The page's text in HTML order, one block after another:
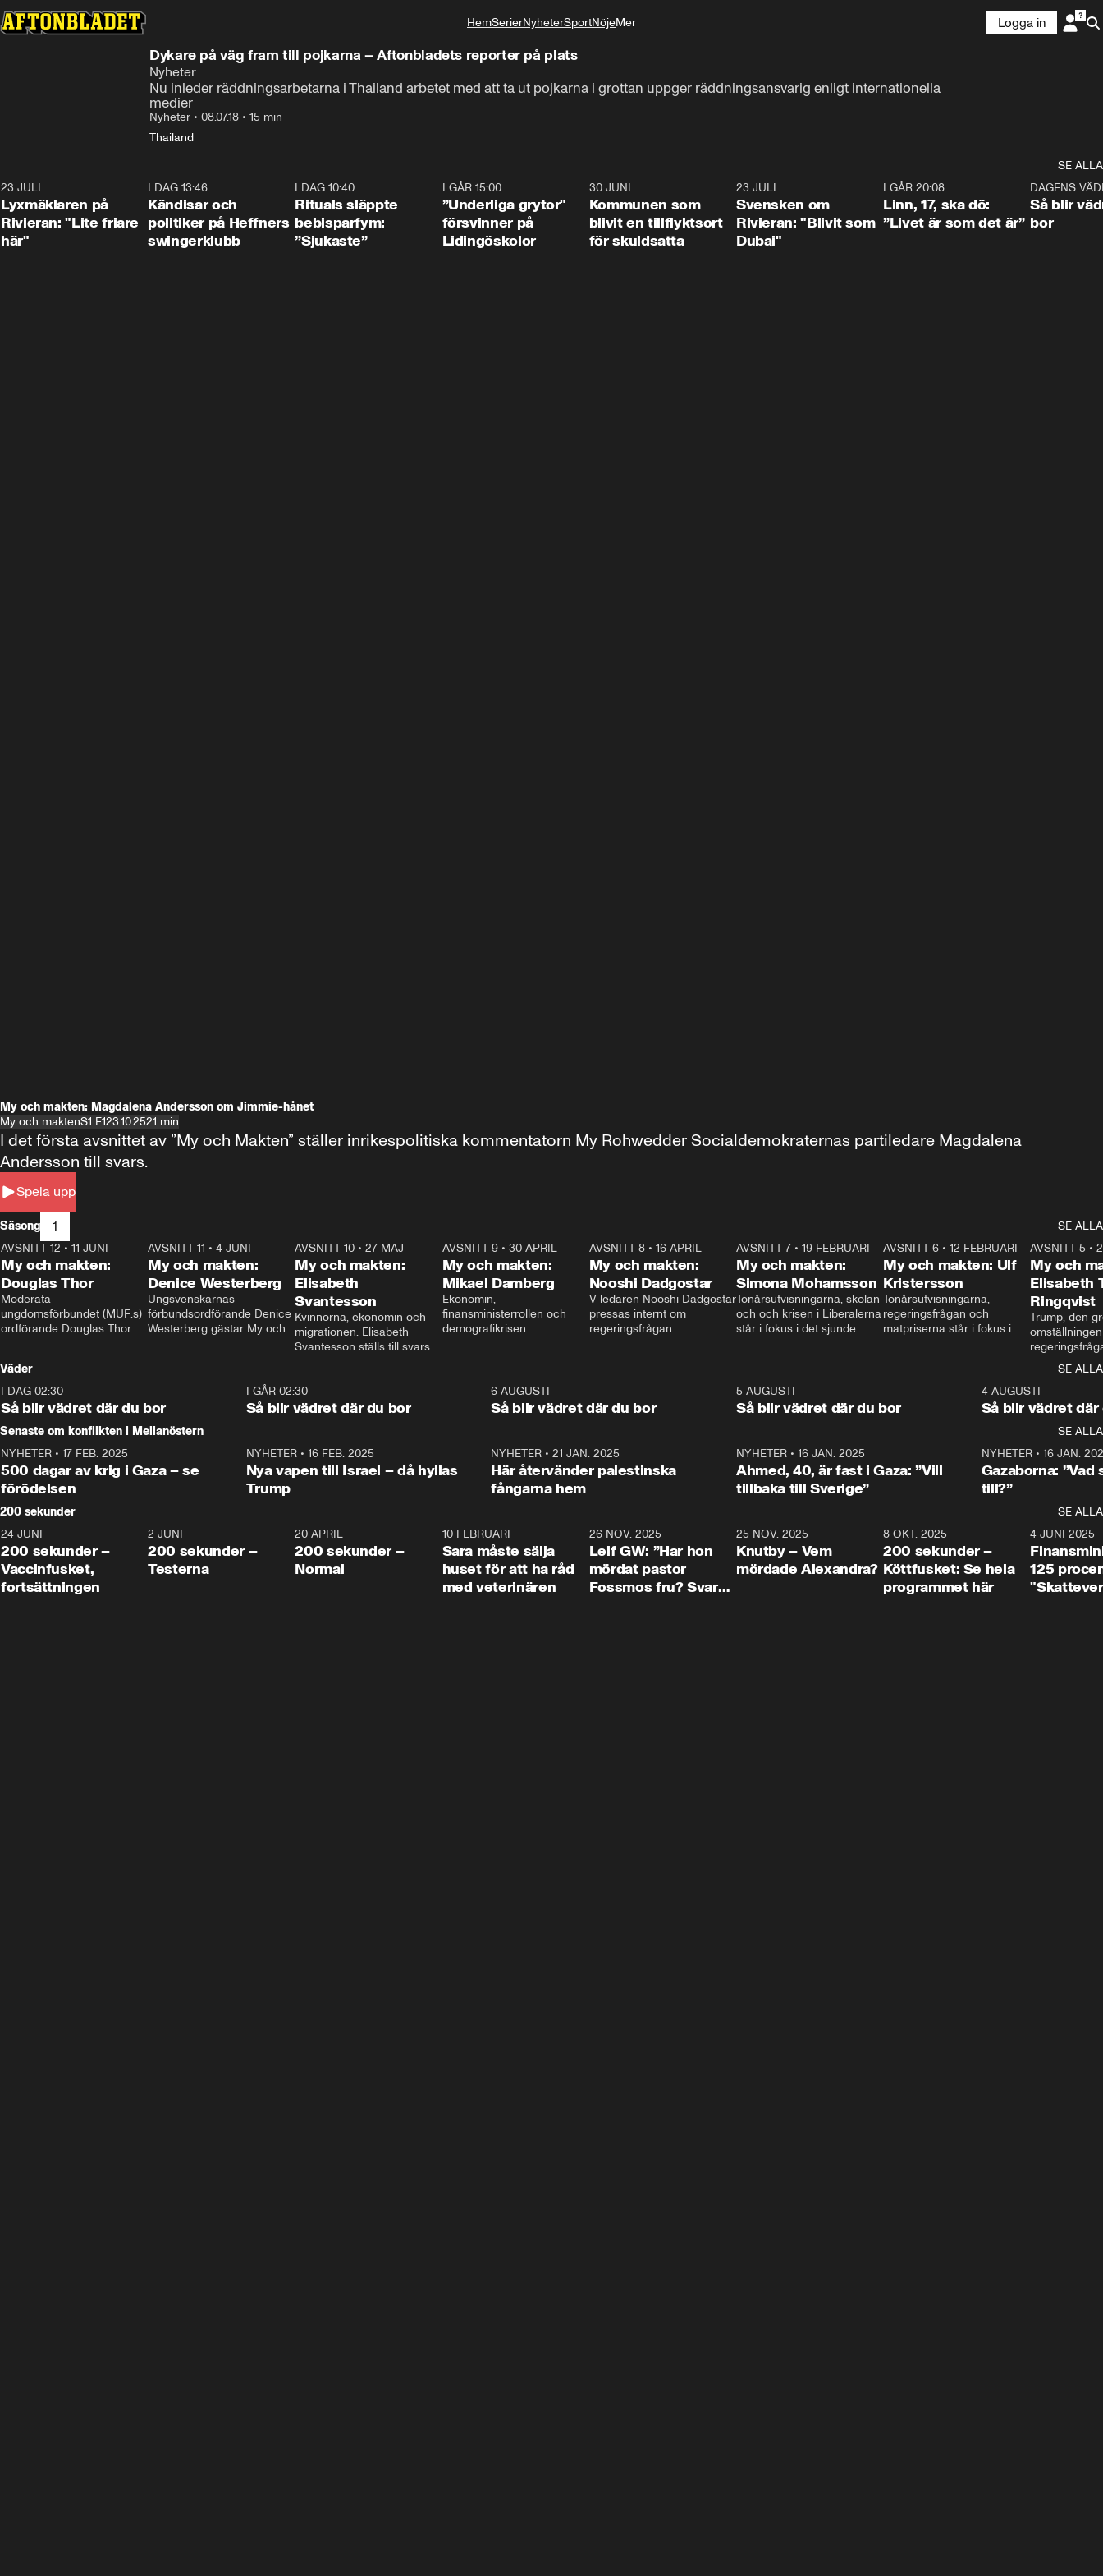
HemSerierNyheterSportNöjeMer
Logga in
Dykare på väg fram till pojkarna – Aftonbladets reporter på plats
Nyheter
Nu inleder räddningsarbetarna i Thailand arbetet med att ta ut pojkarna i grottan uppger räddningsansvarig enligt internationella
medier
Nyheter • 08.07.18 • 15 min
Thailand
SE ALLA
23 JULI
Lyxmäklaren på
Rivieran: "Lite friare
här"
I DAG 13:46
Kändisar och
politiker på Heffners
swingerklubb
I DAG 10:40
Rituals släppte
bebisparfym:
”Sjukaste”
I GÅR 15:00
”Underliga grytor"
försvinner på
Lidingöskolor
30 JUNI
Kommunen som
blivit en tillflyktsort
för skuldsatta
23 JULI
Svensken om
Rivieran: "Blivit som
Dubai"
I GÅR 20:08
Linn, 17, ska dö:
”Livet är som det är”
DAGENS
Så blir
bor
My och makten: Magdalena Andersson om Jimmie-hånet
My och maktenS1 E123.10.2521 min
Spela upp
I det första avsnittet av ”My och Makten” ställer inrikespolitiska kommentatorn My Rohwedder Socialdemokraternas partiledare Magdalena
Andersson till svars.
Säsong 1
SE ALLA
26:27
AVSNITT 12 • 11 JUNI
My och makten:
Douglas Thor
Moderata
ungdomsförbundet (MUF:s)
ordförande Douglas Thor
tonårsutvisningarna och hur
Moderaterna ska locka
väljare till valet i höst.
23:40
AVSNITT 11 •4 JUNI
My och makten:
Denice Westerberg
Ungsvenskarnas
förbundsordförande Denice
Westerberg gästar My och
AVSNITT 10 •27 MAJ
My och makten:
Elisabeth
Svantesson
Kvinnorna, ekonomin och
migrationen. Elisabeth
Svantesson ställs till svars
AVSNITT 9• 30 APRIL
My och makten:
Mikael Damberg
Ekonomin,
finansministerrollen och
demografikrisen.
och Makten.
AVSNITT 8• 16 APRIL
My och makten:
Nooshi Dadgostar
V-ledaren Nooshi Dadgostar
pressas internt om
regeringsfrågan.
– Vi ställer upp i val. Ska vi
vara med så sitter vi förstås
24:30
AVSNITT 7• 19 FEBRUARI
My och makten:
Simona Mohamsson
Tonårsutvisningarna, skolan
och och krisen i Liberalerna
står i fokus i det sjunde
kommentator My
Rohwedder ställer
utbildnings- och
Mohamsson till svars.
27:30
AVSNITT 6 •12 FEBRUARI
My och makten: Ulf
Kristersson
Tonårsutvisningarna,
regeringsfrågan och
matpriserna står i fokus i
Rohwedder ställer
statsminister Ulf Kristersson
AVSNITT 5 •
My och
Elisabeth
Ringqvist
Trump, den
centrum i
avsnittet av
Makten”. Se
Aftonbladets
Rohwedder
Thand Ring
Väder
SE ALLA
I DAG 02:30
Så blir vädret där du bor
1:06
I GÅR 02:30
Så blir vädret där du bor
6 AUGUSTI
Så blir vädret där du bor
5 AUGUSTI
Så blir vädret där du bor
4 AUGUSTI
Så blir vädret där
Senaste om konflikten i Mellanöstern
SE ALLA
NYHETER • 17 FEB. 2025
500 dagar av krig i Gaza – se
förödelsen
NYHETER• 16 FEB. 2025
Nya vapen till Israel – då hyllas
Trump
NYHETER •21 JAN. 2025
Här återvänder palestinska
fångarna hem
NYHETER• 16 JAN. 2025
Ahmed, 40, är fast i Gaza: ”Vill
tillbaka till Sverige”
NYHETER• 16 JAN.
Gazaborna:
till?”
200 sekunder
SE ALLA
5:00
24 JUNI
200 sekunder –
Vaccinfusket,
fortsättningen
4:23
2 JUNI
200 sekunder –
Testerna
20 APRIL
200 sekunder –
Normal
10 FEBRUARI
Sara måste sälja
huset för att ha råd
med veterinären
26 NOV. 2025
Leif GW: ”Har hon
mördat pastor
Fossmos fru? Svar
31:05
25 NOV. 2025
Knutby – Vem
mördade Alexandra?
4:29
8 OKT. 2025
200 sekunder –
Köttfusket: Se hela
programmet här
4 JUNI 2025
125